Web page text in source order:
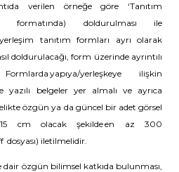
verilen örneğe göre ‘Tanıtım
formatında) doldurulması ile
tanıtım formları ayrı olarak
doldurulacağı, form üzerinde ayrıntılı
yapıya/yerleşkeye ilişkin
yazılı belgeler yer almalı ve ayrıca
özgün ya da güncel bir adet görsel
cm olacak şekilde en az 300
iletilmelidir.
dair özgün bilimsel katkıda bulunması,